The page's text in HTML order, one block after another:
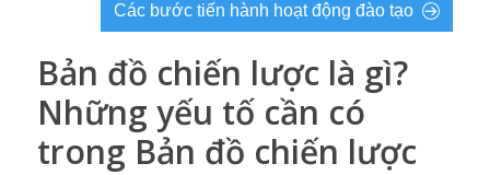
Các bước tiến hành hoạt động đào tạo
Bản đồ chiến lược là gì?
Những yếu tố cần có
trong Bản đồ chiến lược